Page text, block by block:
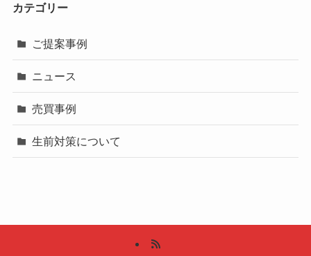
カテゴリー
ご提案事例
ニュース
売買事例
生前対策について